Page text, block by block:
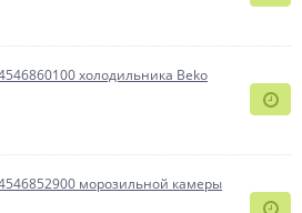
холодильника Beko
морозильной камеры